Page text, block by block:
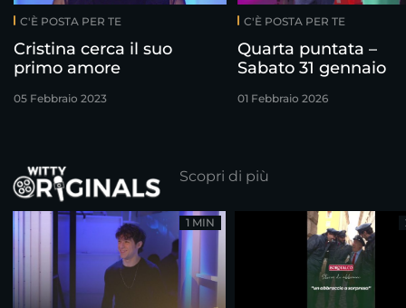
C'È POSTA PER TE
Cristina cerca il suo
primo amore
05 Febbraio 2023
C'È POSTA PER TE
Quarta puntata –
Sabato 31 gennaio
01 Febbraio 2026
Scopri di più
1 MIN